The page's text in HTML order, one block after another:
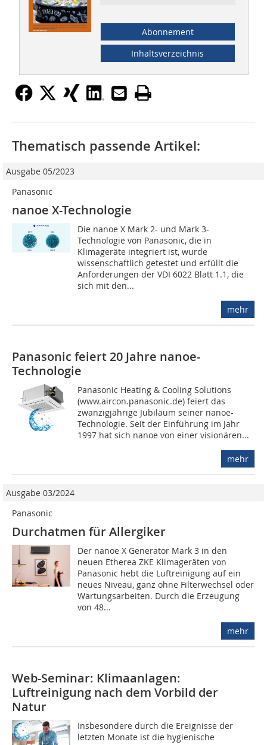
Abonnement
Inhaltsverzeichnis
Thematisch passende Artikel:
Ausgabe 05/2023
Panasonic
nanoe X-Technologie
Die nanoe X Mark 2- und Mark 3-
Technologie von Panasonic, die in
Klimageräte integriert ist, wurde
wissenschaftlich getestet und erfüllt die
Anforderungen der VDI 6022 Blatt 1.1, die
sich mit den...
mehr
Panasonic feiert 20 Jahre nanoe-
Technologie
Panasonic Heating & Cooling Solutions
(www.aircon.panasonic.de) feiert das
zwanzigjährige Jubiläum seiner nanoe-
Technologie. Seit der Einführung im Jahr
1997 hat sich nanoe von einer visionären...
mehr
Ausgabe 03/2024
Panasonic
Durchatmen für Allergiker
Der nanoe X Generator Mark 3 in den
neuen Etherea ZKE Klimageräten von
Panasonic hebt die Luftreinigung auf ein
neues Niveau, ganz ohne Filterwechsel oder
Wartungsarbeiten. Durch die Erzeugung
von 48...
mehr
Web-Seminar: Klimaanlagen:
Luftreinigung nach dem Vorbild der
Natur
Insbesondere durch die Ereignisse der
letzten Monate ist die hygienische